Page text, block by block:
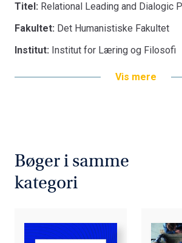
Titel: Relational Leading and Dialogic
Fakultet: Det Humanistiske Fakultet
Institut: Institut for Læring og Filosofi
Vis mere
Bøger i samme
kategori